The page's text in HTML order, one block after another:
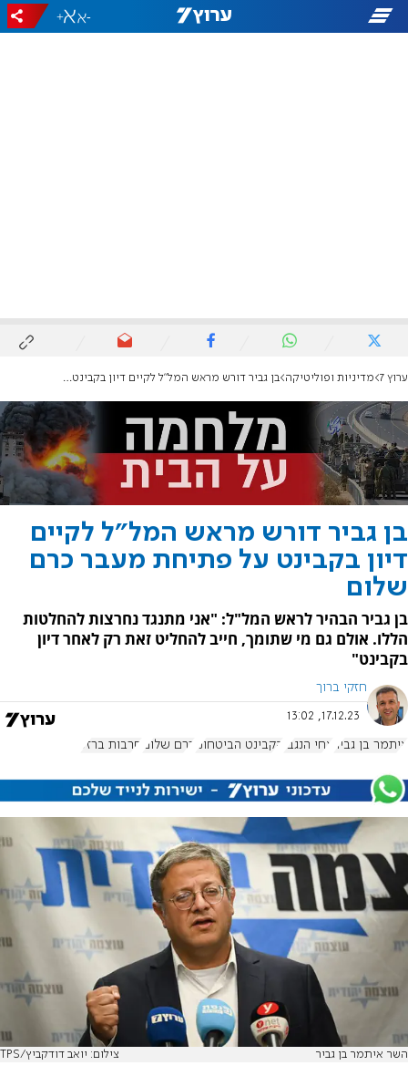
-
+
ערוץ 7 מדיניות ופוליטיקה בן גביר דורש מראש המל"ל לקיים דיון בקבינט על פתיחת מעבר כרם שלום
בן גביר דורש מראש המל"ל לקיים
דיון בקבינט על פתיחת מעבר כרם
שלום
בן גביר הבהיר לראש המל"ל: "אני מתנגד נחרצות להחלטות
הללו. אולם גם מי שתומך, חייב להחליט זאת רק לאחר דיון
בקבינט"
חזקי ברוך
17.12.23, 13:02
איתמר בן גביר צחי הנגבי הקבינט הביטחוני כרם שלום חרבות ברזל
השר איתמר בן גביר צילום: יואב דודקביץ/TPS